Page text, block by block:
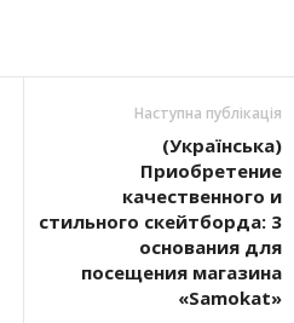
Наступна публікація
(Українська)
Приобретение
качественного и
стильного скейтборда: 3
основания для
посещения магазина
«Samokat»